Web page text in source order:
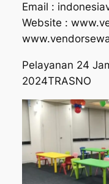
Email :
Website :
Pelayanan 24
2024TRASNO